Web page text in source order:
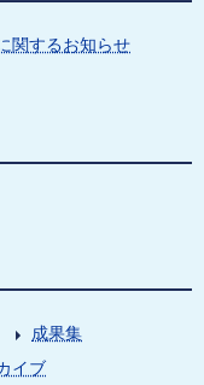
関するお知らせ
成果集
イブ